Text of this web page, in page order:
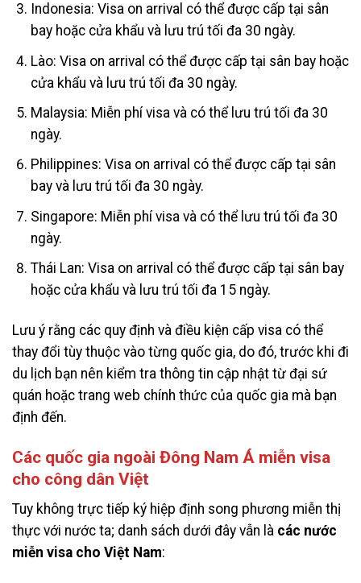
Indonesia: Visa on arrival có thể được cấp tại sân
bay hoặc cửa khẩu và lưu trú tối đa 30 ngày.
Lào: Visa on arrival có thể được cấp tại sân bay hoặc
cửa khẩu và lưu trú tối đa 30 ngày.
Malaysia: Miễn phí visa và có thể lưu trú tối đa 30
ngày.
Philippines: Visa on arrival có thể được cấp tại sân
bay và lưu trú tối đa 30 ngày.
Singapore: Miễn phí visa và có thể lưu trú tối đa 30
ngày.
Thái Lan: Visa on arrival có thể được cấp tại sân bay
hoặc cửa khẩu và lưu trú tối đa 15 ngày.
Lưu ý rằng các quy định và điều kiện cấp visa có thể
thay đổi tùy thuộc vào từng quốc gia, do đó, trước khi đi
du lịch bạn nên kiểm tra thông tin cập nhật từ đại sứ
quán hoặc trang web chính thức của quốc gia mà bạn
định đến.
Các quốc gia ngoài Đông Nam Á miễn visa
cho công dân Việt
Tuy không trực tiếp ký hiệp định song phương miễn thị
thực với nước ta; danh sách dưới đây vẫn là các nước
miễn visa cho Việt Nam: